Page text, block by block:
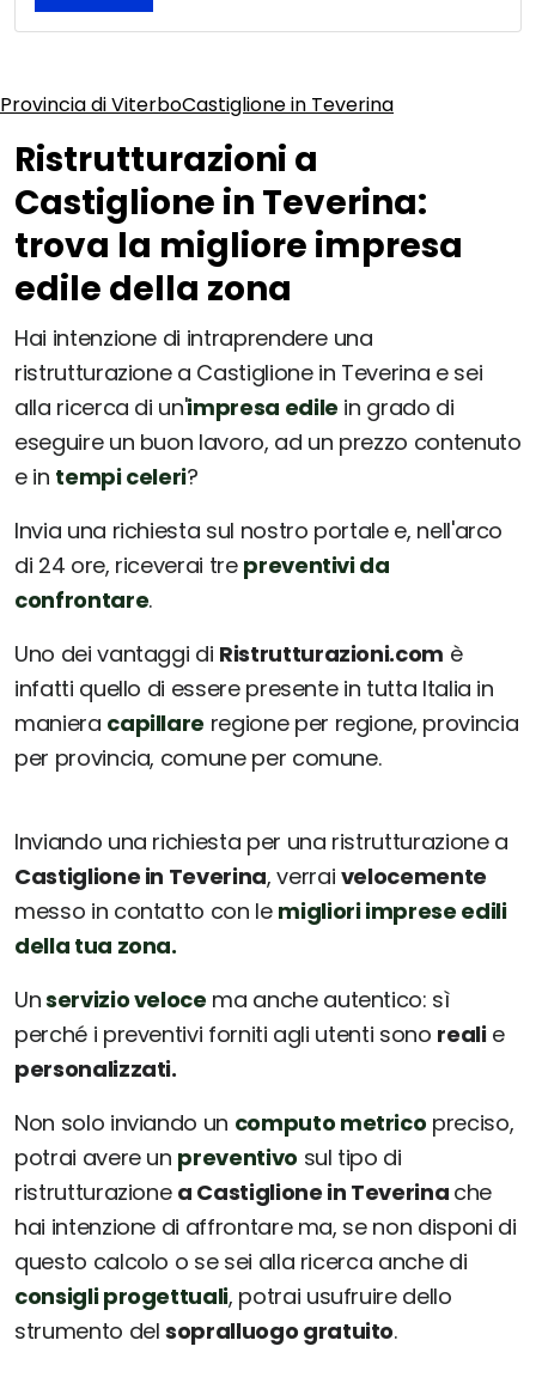
Provincia di ViterboCastiglione in Teverina
Ristrutturazioni a
Castiglione in Teverina:
trova la migliore impresa
edile della zona
Hai intenzione di intraprendere una
ristrutturazione a Castiglione in Teverina e sei
alla ricerca di un'impresa edile in grado di
eseguire un buon lavoro, ad un prezzo contenuto
e in tempi celeri?
Invia una richiesta sul nostro portale e, nell'arco
di 24 ore, riceverai tre preventivi da
confrontare.
Uno dei vantaggi di Ristrutturazioni.com è
infatti quello di essere presente in tutta Italia in
maniera capillare regione per regione, provincia
per provincia, comune per comune.
Inviando una richiesta per una ristrutturazione a
Castiglione in Teverina, verrai velocemente
messo in contatto con le migliori imprese edili
della tua zona.
Unservizio veloce ma anche autentico: sì
perché i preventivi forniti agli utenti sono realie
personalizzati.
Non solo inviando un computo metrico preciso,
potrai avere un preventivo sul tipo di
ristrutturazione a Castiglione in Teverina che
hai intenzione di affrontare ma, se non disponi di
questo calcolo o se sei alla ricerca anche di
consigli progettuali, potrai usufruire dello
strumento delsopralluogo gratuito.